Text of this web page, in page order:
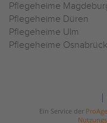
Pflegeheime
Pflegeheime Düren
Pflegeheime Ulm
Pflegeheime Osnabrück
Ein Service der